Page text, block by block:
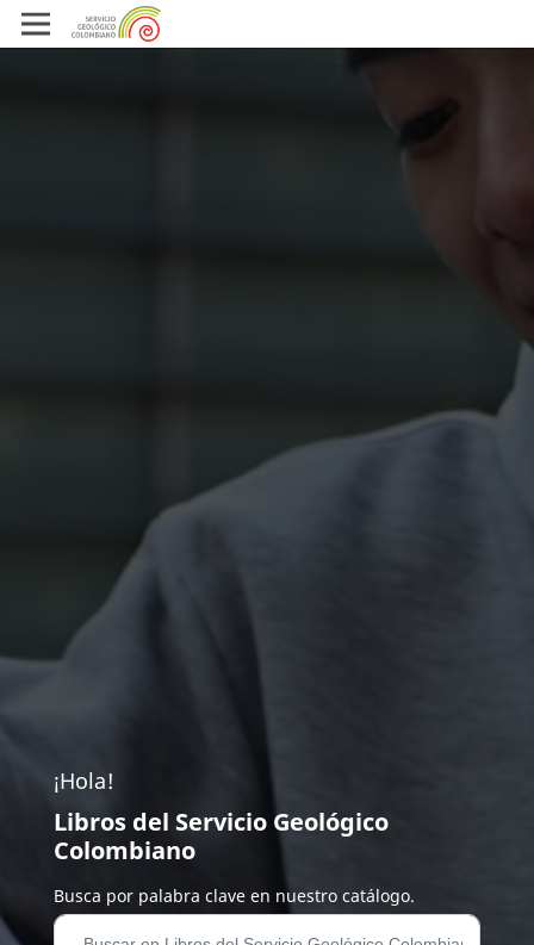
¡Hola!
Libros del Servicio Geológico
Colombiano
Busca por palabra clave en nuestro catálogo.